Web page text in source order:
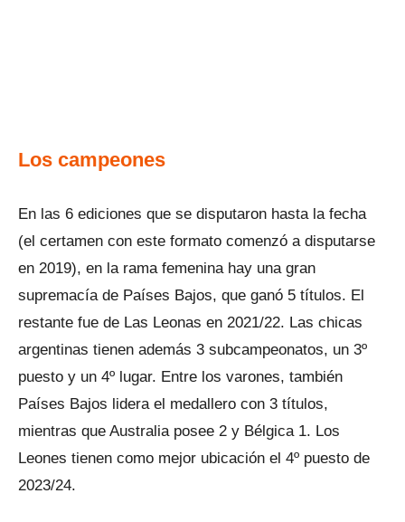
Los campeones
En las 6 ediciones que se disputaron hasta la fecha
(el certamen con este formato comenzó a disputarse
en 2019), en la rama femenina hay una gran
supremacía de Países Bajos, que ganó 5 títulos. El
restante fue de Las Leonas en 2021/22. Las chicas
argentinas tienen además 3 subcampeonatos, un 3º
puesto y un 4º lugar. Entre los varones, también
Países Bajos lidera el medallero con 3 títulos,
mientras que Australia posee 2 y Bélgica 1. Los
Leones tienen como mejor ubicación el 4º puesto de
2023/24.